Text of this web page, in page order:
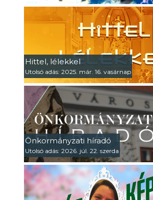
Hittel, lélekkel
Utolsó adás: 2025. már. 16. vasárnap
Önkormányzati híradó
Utolsó adás: 2026. júl. 22. szerda